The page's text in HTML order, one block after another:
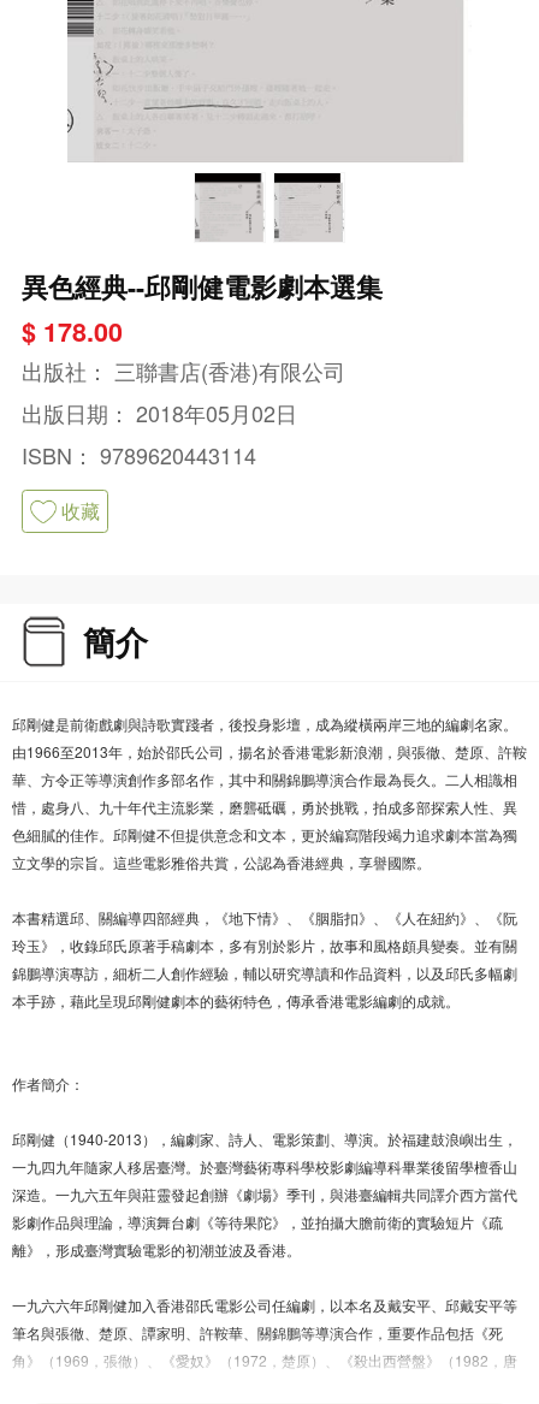
異色經典--邱剛健電影劇本選集
$ 178.00
出版社： 三聯書店(香港)有限公司
出版日期： 2018年05月02日
ISBN： 9789620443114
收藏
簡介
邱剛健是前衛戲劇與詩歌實踐者，後投身影壇，成為縱橫兩岸三地的編劇名家。
由1966至2013年，始於邵氏公司，揚名於香港電影新浪潮，與張徹、楚原、許鞍
華、方令正等導演創作多部名作，其中和關錦鵬導演合作最為長久。二人相識相
惜，處身八、九十年代主流影業，磨礱砥礪，勇於挑戰，拍成多部探索人性、異
色細膩的佳作。邱剛健不但提供意念和文本，更於編寫階段竭力追求劇本當為獨
立文學的宗旨。這些電影雅俗共賞，公認為香港經典，享譽國際。
本書精選邱、關編導四部經典，《地下情》、《胭脂扣》、《人在紐約》、《阮
玲玉》，收錄邱氏原著手稿劇本，多有別於影片，故事和風格頗具變奏。並有關
錦鵬導演專訪，細析二人創作經驗，輔以研究導讀和作品資料，以及邱氏多幅劇
本手跡，藉此呈現邱剛健劇本的藝術特色，傳承香港電影編劇的成就。
作者簡介：
邱剛健（1940-2013），編劇家、詩人、電影策劃、導演。於福建鼓浪嶼出生，
一九四九年隨家人移居臺灣。於臺灣藝術專科學校影劇編導科畢業後留學檀香山
深造。一九六五年與莊靈發起創辦《劇場》季刊，與港臺編輯共同譯介西方當代
影劇作品與理論，導演舞台劇《等待果陀》，並拍攝大膽前衛的實驗短片《疏
離》，形成臺灣實驗電影的初潮並波及香港。
一九六六年邱剛健加入香港邵氏電影公司任編劇，以本名及戴安平、邱戴安平等
筆名與張徹、楚原、譚家明、許鞍華、關錦鵬等導演合作，重要作品包括《死
角》（1969，張徹）、《愛奴》（1972，楚原）、《殺出西營盤》（1982，唐